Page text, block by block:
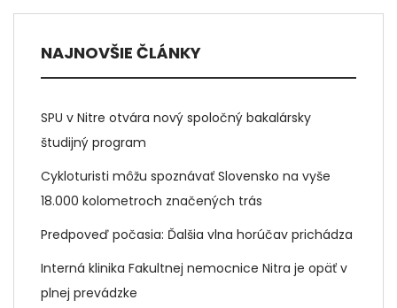
NAJNOVŠIE ČLÁNKY
SPU v Nitre otvára nový spoločný bakalársky
študijný program
Cykloturisti môžu spoznávať Slovensko na vyše
18.000 kolometroch značených trás
Predpoveď počasia: Ďalšia vlna horúčav prichádza
Interná klinika Fakultnej nemocnice Nitra je opäť v
plnej prevádzke